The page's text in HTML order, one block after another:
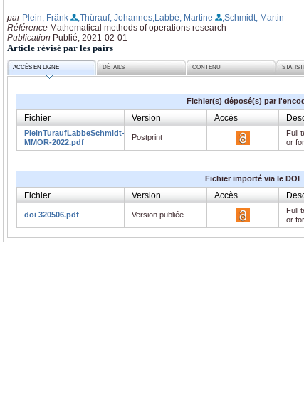
par Plein, Fränk ;Thürauf, Johannes;Labbé, Martine
;Schmidt, Martin
Référence Mathematical methods of operations research
Publication Publié, 2021-02-01
Article révisé par les pairs
ACCÈS EN LIGNE DÉTAILS CONTENU
Fichier(s) déposé(s) par
Fichier Version Accès
PleinTuraufLabbeSchmidt-
MMOR-2022.pdf
Postprint
Full
or
Fichier importé via le DOI
Fichier Version Accès
doi 320506.pdf Version publiée
Full
or